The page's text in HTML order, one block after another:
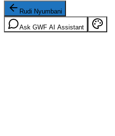
Rudi Nyumbani
Ask GWF AI Assistant